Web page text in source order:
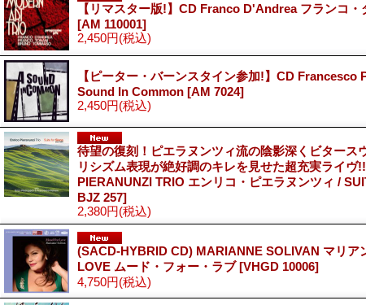
【リマスター版!】CD Franco D'Andrea フランコ
[AM 110001]
2,450円(税込)
【ピーター・バーンスタイン参加!】CD Francesco
Sound In Common [AM 7024]
2,450円(税込)
待望の復刻！ピエラヌンツィ流の陰影深くビタース
リシズム表現が絶好調のキレを見せた超充実ライ
PIERANUNZI TRIO エンリコ・ピエラヌンツィ /
BJZ 257]
2,380円(税込)
(SACD-HYBRID CD) MARIANNE SOLIVAN マリア
LOVE ムード・フォー・ラブ[VHGD 10006]
4,750円(税込)